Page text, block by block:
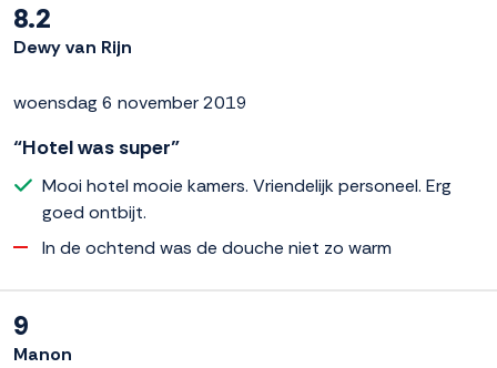
8.2
Dewy van Rijn
woensdag 6 november 2019
“Hotel was super”
Mooi hotel mooie kamers. Vriendelijk personeel. Erg
goed ontbijt.
In de ochtend was de douche niet zo warm
9
Manon